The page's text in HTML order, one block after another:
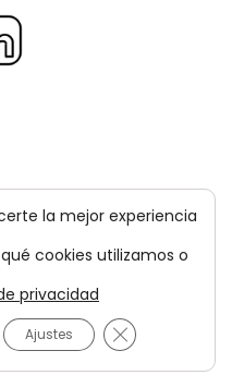
& Computer Aided
SA
de privacidad
la información
la mejor experiencia
cookies utilizamos o
privacidad
Ajustes Cerrar el